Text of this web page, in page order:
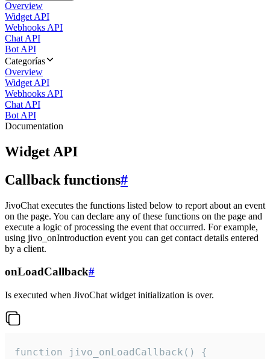
Overview
Widget API
Webhooks API
Chat API
Bot API
Categorías
Overview
Widget API
Webhooks API
Chat API
Bot API
Documentation
Widget API
Callback functions#
JivoChat executes the functions listed below to report about an event
on the page. You can declare any of these functions on the page and
execute a logic of processing the event that occurred. For example,
using jivo_onIntroduction event you can get contact details entered
by a client.
onLoadCallback#
Is executed when JivoChat widget initialization is over.
function jivo_onLoadCallback() {